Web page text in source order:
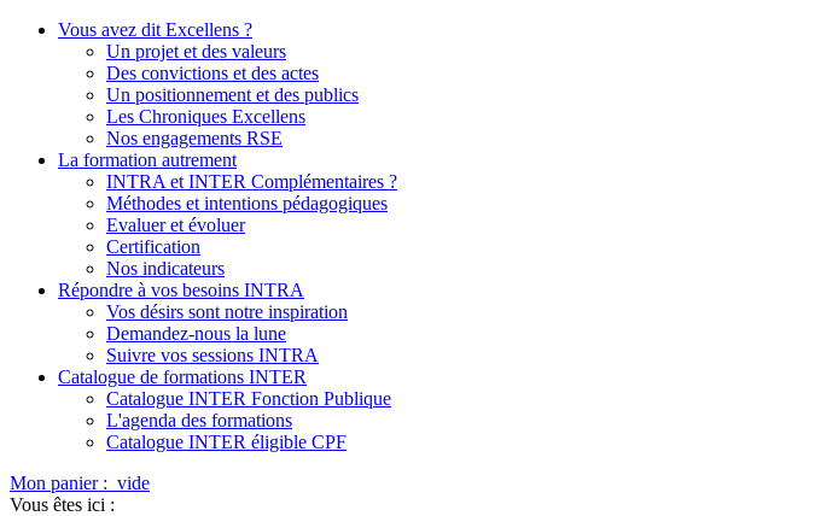
Vous avez dit Excellens ?
Un projet et des valeurs
Des convictions et des actes
Un positionnement et des publics
Les Chroniques Excellens
Nos engagements RSE
La formation autrement
INTRA et INTER Complémentaires ?
Méthodes et intentions pédagogiques
Evaluer et évoluer
Certification
Nos indicateurs
Répondre à vos besoins INTRA
Vos désirs sont notre inspiration
Demandez-nous la lune
Suivre vos sessions INTRA
Catalogue de formations INTER
Catalogue INTER Fonction Publique
L'agenda des formations
Catalogue INTER éligible CPF
Mon panier : vide
Vous êtes ici :